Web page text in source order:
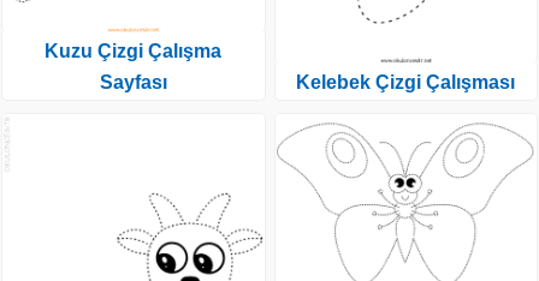
Kuzu Çizgi Çalışma
Sayfası
Kelebek Çizgi Çalışması